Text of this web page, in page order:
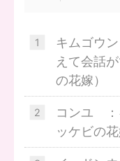
キムゴウ
えて会話
の花嫁）
コンユ ：
ッケビの